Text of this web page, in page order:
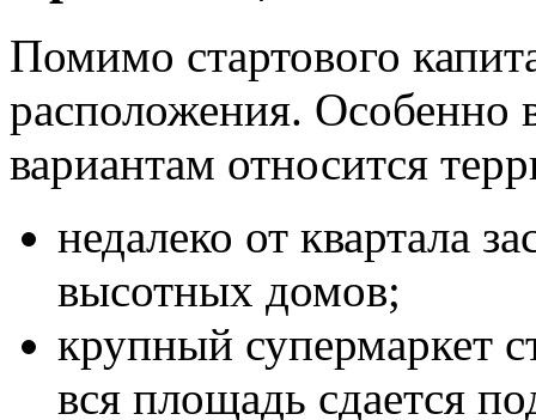
Помимо стартового
расположения. Особенно
вариантам относится
недалеко от квартала
высотных домов;
крупный супермаркет
вся площадь сдается